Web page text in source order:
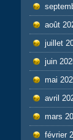
août
juillet
juin
mai
avril
mars
février